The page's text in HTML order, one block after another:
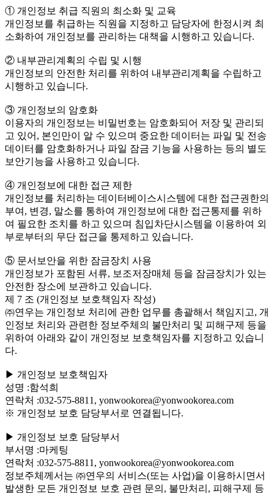
① 개인정보 취급 직원의 최소화 및 교육
개인정보를 취급하는 직원을 지정하고 담당자에 한정시켜 최
소화하여 개인정보를 관리하는 대책을 시행하고 있습니다.
② 내부관리계획의 수립 및 시행
개인정보의 안전한 처리를 위하여 내부관리계획을 수립하고
시행하고 있습니다.
③ 개인정보의 암호화
이용자의 개인정보는 비밀번호는 암호화되어 저장 및 관리되
고 있어, 본인만이 알 수 있으며 중요한 데이터는 파일 및 전송
데이터를 암호화하거나 파일 잠금 기능을 사용하는 등의 별도
보안기능을 사용하고 있습니다.
④ 개인정보에 대한 접근 제한
개인정보를 처리하는 데이터베이스시스템에 대한 접근권한의
부여, 변경, 말소를 통하여 개인정보에 대한 접근통제를 위하
여 필요한 조치를 하고 있으며 침입차단시스템을 이용하여 외
부로부터의 무단 접근을 통제하고 있습니다.
⑤ 문서보안을 위한 잠금장치 사용
개인정보가 포함된 서류, 보조저장매체 등을 잠금장치가 있는
안전한 장소에 보관하고 있습니다.
제 7 조 (개인정보 보호책임자 작성)
㈜연우는 개인정보 처리에 관한 업무를 총괄해서 책임지고, 개
인정보 처리와 관련한 정보주체의 불만처리 및 피해구제 등을
위하여 아래와 같이 개인정보 보호책임자를 지정하고 있습니
다.
▶ 개인정보 보호책임자
성명 :함석희
연락처 :032-575-8811, yonwookorea@yonwookorea.com
※ 개인정보 보호 담당부서로 연결됩니다.
▶ 개인정보 보호 담당부서
부서명 :마케팅
연락처 :032-575-8811, yonwookorea@yonwookorea.com
정보주체께서는 ㈜연우의 서비스(또는 사업)을 이용하시면서
발생한 모든 개인정보 보호 관련 문의, 불만처리, 피해구제 등